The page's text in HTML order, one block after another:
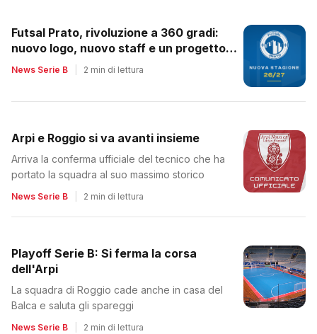
Futsal Prato, rivoluzione a 360 gradi:
nuovo logo, nuovo staff e un progetto
tutto da rilanciare
News Serie B 2 min di lettura
Arpi e Roggio si va avanti insieme
Arriva la conferma ufficiale del tecnico che ha
portato la squadra al suo massimo storico
News Serie B 2 min di lettura
Playoff Serie B: Si ferma la corsa
dell'Arpi
La squadra di Roggio cade anche in casa del
Balca e saluta gli spareggi
News Serie B 2 min di lettura